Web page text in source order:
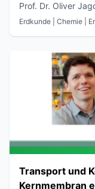
Prof. Dr. Oliver
Erdkunde | Chemie |
Transport und
Kernmembran